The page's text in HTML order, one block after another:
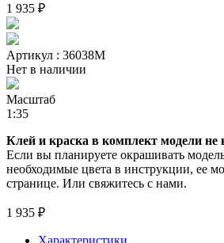
1 935 ₽
Артикул : 36038М
Нет в наличии
Масштаб
1:35
Клей и краска в комплект модели не
Если вы планируете окрашивать
необходимые цвета в инструкции, ее
странице. Или свяжитесь с нами.
1 935 ₽
Характеристики